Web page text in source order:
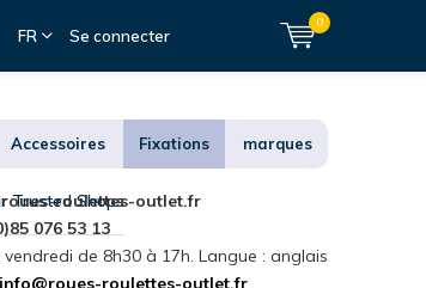
FR Se connecter
0
Accessoires Fixations marques
Trusted Shops
roulettes-outlet.fr
076 53 13
vendredi de 8h30 à 17h. Langue : anglais
info@roues-roulettes-outlet.fr